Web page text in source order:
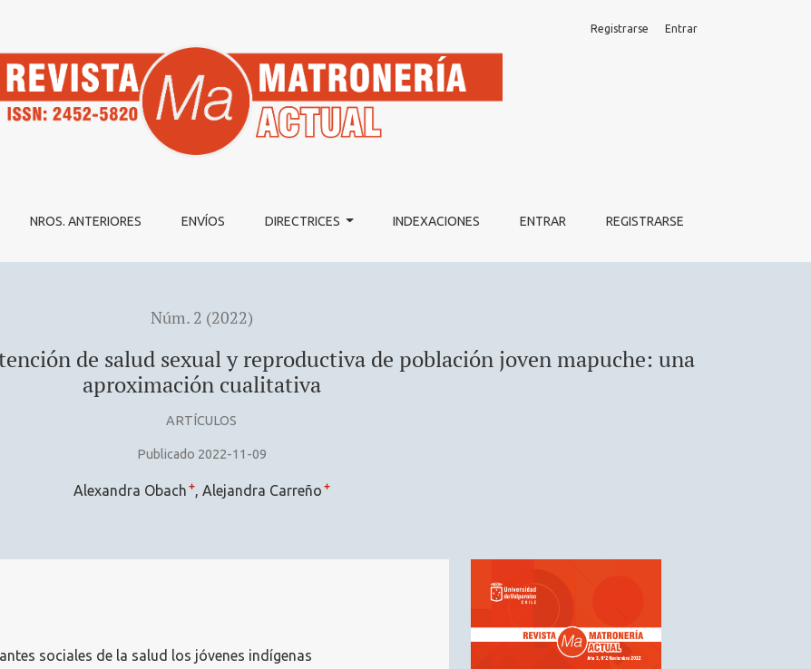
sexual y reproductiva de población joven mapuche: una aproximación cualitativa
NROS. ANTERIORES ENVÍOS DIRECTRICES INDEXACIONES ENTRAR REGISTRARSE
Registrarse Entrar
Núm. 2 (2022)
de salud sexual y reproductiva de población joven mapuche: una
aproximación cualitativa
ARTÍCULOS
Publicado 2022-11-09
Alexandra Obach + Alejandra Carreño +
sociales de la salud los jóvenes indígenas